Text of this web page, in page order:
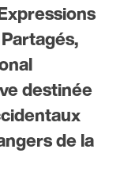
destinée
de la